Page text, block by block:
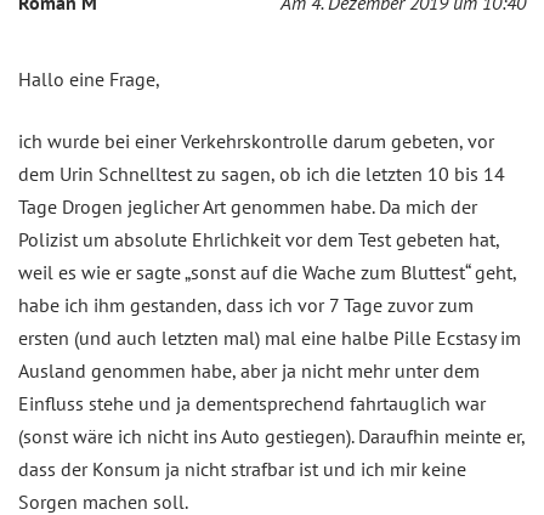
Hallo eine Frage,
ich wurde bei einer Verkehrskontrolle darum gebeten, vor
dem Urin Schnelltest zu sagen, ob ich die letzten 10 bis 14
Tage Drogen jeglicher Art genommen habe. Da mich der
Polizist um absolute Ehrlichkeit vor dem Test gebeten hat,
weil es wie er sagte „sonst auf die Wache zum Bluttest“ geht,
habe ich ihm gestanden, dass ich vor 7 Tage zuvor zum
ersten (und auch letzten mal) mal eine halbe Pille Ecstasy im
Ausland genommen habe, aber ja nicht mehr unter dem
Einfluss stehe und ja dementsprechend fahrtauglich war
(sonst wäre ich nicht ins Auto gestiegen). Daraufhin meinte er,
dass der Konsum ja nicht strafbar ist und ich mir keine
Sorgen machen soll.